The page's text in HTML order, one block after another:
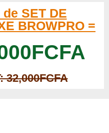
SET DE
BROWPRO =
32,000FCFA